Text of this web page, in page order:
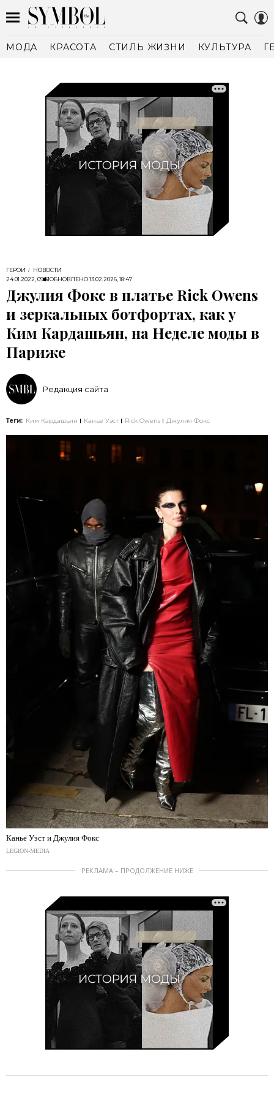
МОДА КРАСОТА СТИЛЬ ЖИЗНИ КУЛЬТУРА
ГЕРОИ
НОВОСТИ
24.01.2022, 09:51ОБНОВЛЕНО13.02.2026, 18:47
Джулия Фокс в платье Rick Owens
и зеркальных ботфортах, как у
Ким Кардашьян, на Неделе моды в
Париже
Редакция сайта
Теги: Ким Кардашьян Канье Уэст Rick Owens Джулия Фокс
Канье Уэст и Джулия Фокс
LEGION-MEDIA
РЕКЛАМА – ПРОДОЛЖЕНИЕ НИЖЕ